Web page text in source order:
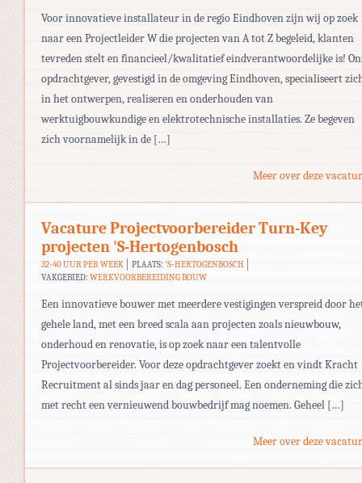
Voor innovatieve installateur in de regio Eindhoven zijn wij op zoek
naar een Projectleider W die projecten van A tot Z begeleid, klanten
tevreden stelt en financieel/kwalitatief eindverantwoordelijke is!
opdrachtgever, gevestigd in de omgeving Eindhoven, specialiseert
in het ontwerpen, realiseren en onderhouden van
werktuigbouwkundige en elektrotechnische installaties. Ze begeven
zich voornamelijk in de […]
Meer over deze
Vacature Projectvoorbereider Turn-Key
projecten 'S-Hertogenbosch
32-40 UUR PER WEEK PLAATS: 'S-HERTOGENBOSCH
VAKGEBIED: WERKVOORBEREIDING BOUW
Een innovatieve bouwer met meerdere vestigingen verspreid door
gehele land, met een breed scala aan projecten zoals nieuwbouw,
onderhoud en renovatie, is op zoek naar een talentvolle
Projectvoorbereider. Voor deze opdrachtgever zoekt en vindt Kracht
Recruitment al sinds jaar en dag personeel. Een onderneming die
met recht een vernieuwend bouwbedrijf mag noemen. Geheel […]
Meer over deze